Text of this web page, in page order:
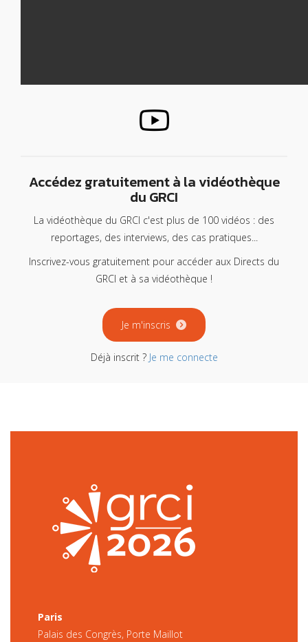
Accédez gratuitement à la vidéothèque
du GRCI
La vidéothèque du GRCI c'est plus de 100 vidéos : des
reportages, des interviews, des cas pratiques...
Inscrivez-vous gratuitement pour accéder aux Directs du
GRCI et à sa vidéothèque !
Je m'inscris
Déjà inscrit ? Je me connecte
Paris
Palais des Congrès, Porte Maillot